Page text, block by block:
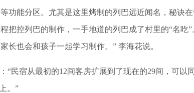
功能分区。尤其是这里烤制的列巴远近闻名，秘诀
把控列巴的制作，一手地道的列巴成了村里的“名吃
长也会和孩子一起学习制作。” 李海花说。
宿从最初的12间客房扩展到了现在的29间，可以
。”